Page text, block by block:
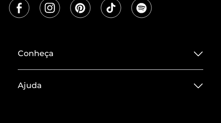
Conheça
Termos de Uso
Ajuda